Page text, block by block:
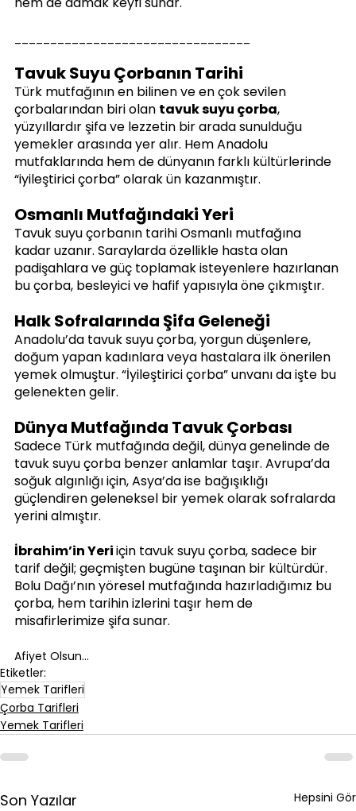
Tavuk Suyu Çorbanın Tarihi
Türk mutfağının en bilinen ve en çok sevilen
çorbalarından biri olan tavuk suyu çorba,
yüzyıllardır şifa ve lezzetin bir arada sunulduğu
yemekler arasında yer alır. Hem Anadolu
mutfaklarında hem de dünyanın farklı kültürlerinde
“iyileştirici çorba” olarak ün kazanmıştır.
Osmanlı Mutfağındaki Yeri
Tavuk suyu çorbanın tarihi Osmanlı mutfağına
kadar uzanır. Saraylarda özellikle hasta olan
padişahlara ve güç toplamak isteyenlere hazırlanan
bu çorba, besleyici ve hafif yapısıyla öne çıkmıştır.
Halk Sofralarında Şifa Geleneği
Anadolu’da tavuk suyu çorba, yorgun düşenlere,
doğum yapan kadınlara veya hastalara ilk önerilen
yemek olmuştur. “İyileştirici çorba” unvanı da işte bu
gelenekten gelir.
Dünya Mutfağında Tavuk Çorbası
Sadece Türk mutfağında değil, dünya genelinde de
tavuk suyu çorba benzer anlamlar taşır. Avrupa’da
soğuk algınlığı için, Asya’da ise bağışıklığı
güçlendiren geleneksel bir yemek olarak sofralarda
yerini almıştır.
İbrahim’in Yeri için tavuk suyu çorba, sadece bir
tarif değil; geçmişten bugüne taşınan bir kültürdür.
Bolu Dağı’nın yöresel mutfağında hazırladığımız bu
çorba, hem tarihin izlerini taşır hem de
misafirlerimize şifa sunar.
Afiyet Olsun...
Etiketler:
Yemek Tarifleri
Çorba Tarifleri
Yemek Tarifleri
Son Yazılar Hepsini Gör